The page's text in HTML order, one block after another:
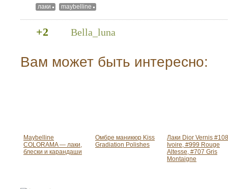
лаки maybelline
+2 Bella_luna
Вам может быть интересно:
Maybelline
COLORAMA — лаки,
блески и карандаши
Омбре маникюр Kiss
Gradiation Polishes
Лаки Dior Vernis #108
Ivoire, #999 Rouge
Altesse, #707 Gris
Montaigne